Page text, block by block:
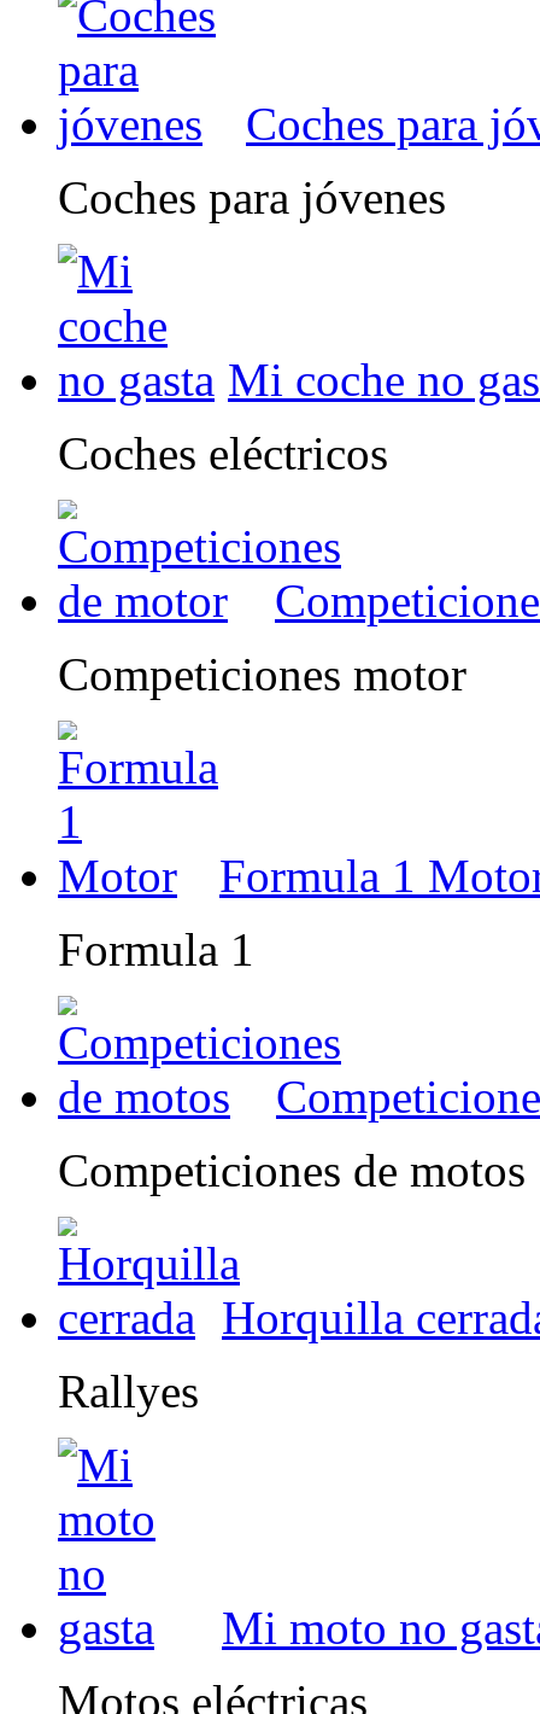
Coches para
Coches para jóvenes
Mi coche no
Coches eléctricos
Competiciones motor
Formula 1
Formula 1
Competiciones de motos
Horquilla
Rallyes
Mi moto no
Motos eléctricas